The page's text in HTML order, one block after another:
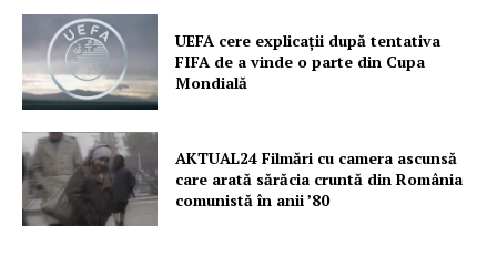
UEFA cere explicații după tentativa
FIFA de a vinde o parte din Cupa
Mondială
AKTUAL24 Filmări cu camera ascunsă
care arată sărăcia cruntă din România
comunistă în anii ’80